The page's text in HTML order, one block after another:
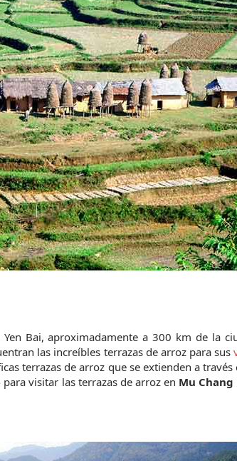
Bai, aproximadamente a 300 km de la
las increíbles terrazas de arroz para sus
terrazas de arroz que se extienden a través
visitar las terrazas de arroz en Mu Chang